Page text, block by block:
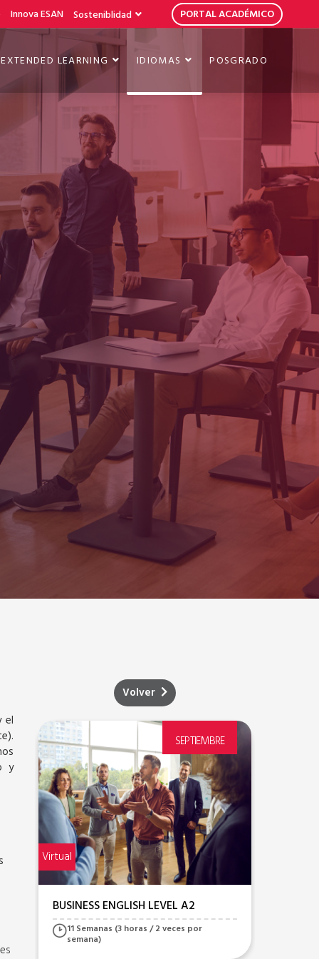
Innova ESAN Sosteniblidad PORTAL ACADÉMICO
EXTENDED LEARNING IDIOMAS POSGRADO
el
y
Volver
SEPTIEMBRE
Virtual
BUSINESS ENGLISH LEVEL A2+
11 semanas (3 horas / 2 veces por
semana)